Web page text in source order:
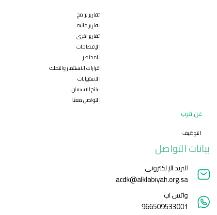
تقارير برامج
تقارير مالية
تقارير اخرى
الإفصاحات
المحاضر
قرارات الاستثمار والتملك
الاستبيانات
نتائج الاستبيان
التواصل معنا
عن قرب
التوظيف
بيانات التواصل
البريد الإلكتروني
acdk@alklabiyah.org.sa
واتس اب
966509533001